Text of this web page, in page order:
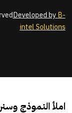
Developed byB-
intel Solutions
املأ النموذج